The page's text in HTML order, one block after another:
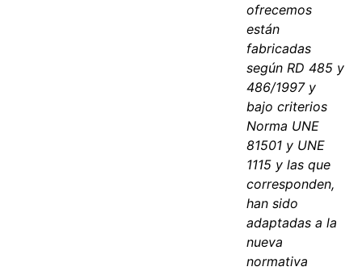
ofrecemos
están
fabricadas
según RD 485 y
486/1997 y
bajo criterios
Norma UNE
81501 y UNE
1115 y las que
corresponden,
han sido
adaptadas a la
nueva
normativa